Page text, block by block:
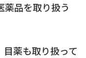
薬品を取り扱う
薬も取り扱って